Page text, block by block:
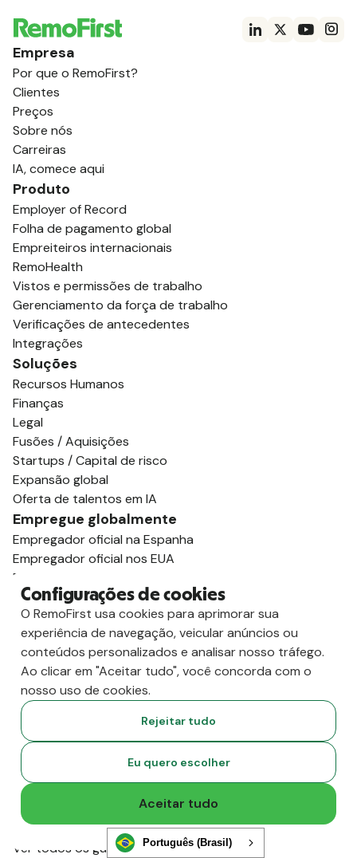
Empresa
Por que o RemoFirst?
Clientes
Preços
Sobre nós
Carreiras
IA, comece aqui
Produto
Employer of Record
Folha de pagamento global
Empreiteiros internacionais
RemoHealth
Vistos e permissões de trabalho
Gerenciamento da força de trabalho
Verificações de antecedentes
Integrações
Soluções
Recursos Humanos
Finanças
Legal
Fusões / Aquisições
Startups / Capital de risco
Expansão global
Oferta de talentos em IA
Empregue globalmente
Empregador oficial na Espanha
Empregador oficial nos EUA
Empregador oficial na Alemanha
Empregador registrado na Índia
Empregador oficial no Reino Unido
Empregador registrado no México
Empregador oficial na Austrália
Ver todos os guias de países
Suporte para vistos
Guia de vistos para o Reino Unido
Guia de vistos para a Índia
Guia de vistos para Portugal
Guia de vistos para a Alemanha
Guia de vistos para a Colômbia
Guia de vistos para as Filipinas
Guia de vistos para a África do Sul
Ver todos os guias de vistos
Configurações de cookies
O RemoFirst usa cookies para aprimorar sua
experiência de navegação, veicular anúncios ou
conteúdos personalizados e analisar nosso tráfego.
Ao clicar em "Aceitar tudo", você concorda com o
nosso uso de cookies.
Rejeitar tudo
Eu quero escolher
Aceitar tudo
Português (Brasil)